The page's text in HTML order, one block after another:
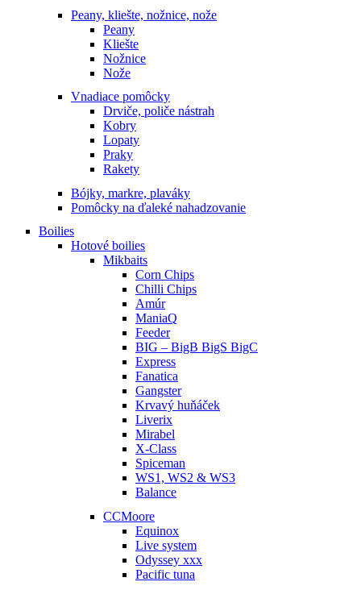
Peany, kliešte, nožnice, nože
Peany
Kliešte
Nožnice
Nože
Vnadiace pomôcky
Drviče, poliče nástrah
Kobry
Lopaty
Praky
Rakety
Bójky, markre, plaváky
Pomôcky na ďaleké nahadzovanie
Boilies
Hotové boilies
Mikbaits
Corn Chips
Chilli Chips
Amúr
ManiaQ
Feeder
BIG – BigB BigS BigC
Express
Fanatica
Gangster
Krvavý huňáček
Liverix
Mirabel
X-Class
Spiceman
WS1, WS2 & WS3
Balance
CCMoore
Equinox
Live system
Odyssey xxx
Pacific tuna